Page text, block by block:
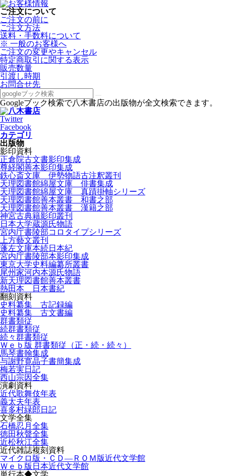
ご注文について
ご注文の前に
ご注文方法
送料・手数料について
※ 一般のお客様へ
ご注文の変更やキャンセル
特定商取引に関する表示
販売数量
引渡し時期
お問合せ先
Googleブック検索で八木書店の出版物が全文検索できます。
Twitter
Facebook
カテゴリ
出版物
影印資料
正倉院古文書影印集成
尊経閣善本影印集成
鉄心斎文庫 伊勢物語古注釈叢刊
天理図書館綿屋文庫 俳書集成
天理図書館綿屋文庫 真蹟掛軸シリーズ
天理図書館善本叢書 和書之部
天理図書館善本叢書 漢籍之部
神宮古典籍影印叢刊
日本大学蔵源氏物語
宮内庁書陵部コロタイプシリーズ
上方藝文叢刊
蓬左文庫本続日本紀
宮内庁書陵部本影印集成
東京大学史料編纂所叢書
尾州家河内本源氏物語
新天理図書館善本叢書
熱田本 日本書紀
翻刻資料
史料纂集 古記録編
史料纂集 古文書編
群書類従
続群書類従
続々群書類従
Ｗｅｂ版 群書類従（正・続・続々）
馬琴書翰集成
与謝野寛晶子書簡集成
梅若実日記
西山宗因全集
演劇資料
近代歌舞伎年表
義太夫年表
喜多村緑郎日記
文学全集
石橋忍月全集
徳田秋聲全集
近松秋江全集
近代雑誌複刻資料
マイクロ版・ＣＤ―ＲＯＭ版近代文学館
Ｗｅｂ版日本近代文学館
単行本◆文学